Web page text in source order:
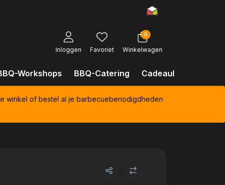
Inloggen Favoriet
0
Winkelwagen
Workshops BBQ-Catering Cadeaubonnen
winkel of bestel al je barbecuebenodigdheden